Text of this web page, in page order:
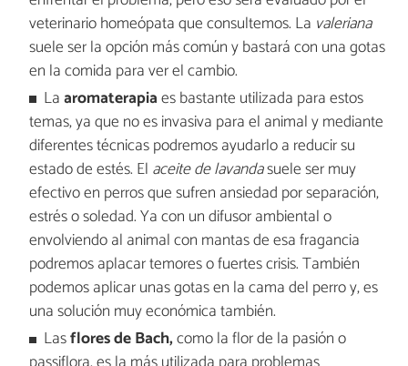
veterinario homeópata que consultemos. La valeriana
suele ser la opción más común y bastará con una gotas
en la comida para ver el cambio.
Laaromaterapiaes bastante utilizada para estos
temas, ya que no es invasiva para el animal y mediante
diferentes técnicas podremos ayudarlo a reducir su
estado de estés. El aceite de lavandasuele ser muy
efectivo en perros que sufren ansiedad por separación,
estrés o soledad. Ya con un difusor ambiental o
envolviendo al animal con mantas de esa fragancia
podremos aplacar temores o fuertes crisis. También
podemos aplicar unas gotas en la cama del perro y, es
una solución muy económica también.
Lasflores de Bach,como la flor de la pasión o